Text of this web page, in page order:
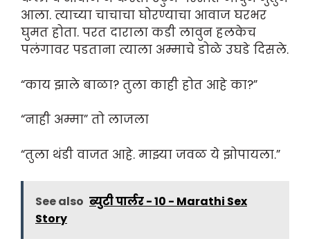
आला. त्याच्या चाचाचा घोरण्याचा आवाज घरभर
घुमत होता. परत दाराला कडी लावुन हलकेच
पलंगावर पडताना त्याला अम्माचे डोळे उघडे दिसले.
“काय झाले बाळा? तुला काही होत आहे का?”
“नाही अम्मा” तो लाजला
“तुला थंडी वाजत आहे. माझ्या जवळ ये झोपायला.”
See also ब्युटी पार्लर - 10 - Marathi Sex
Story